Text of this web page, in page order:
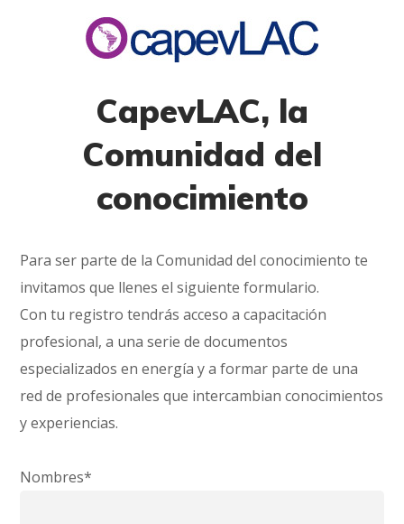
CapevLAC, la
Comunidad del
conocimiento
Para ser parte de la Comunidad del conocimiento te
invitamos que llenes el siguiente formulario.
Con tu registro tendrás acceso a capacitación
profesional, a una serie de documentos
especializados en energía y a formar parte de una
red de profesionales que intercambian conocimientos
y experiencias.
Nombres*